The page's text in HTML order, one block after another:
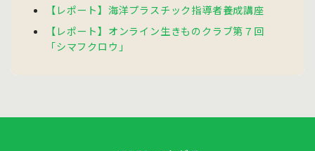
【レポート】海洋プラスチック指導者養成講座
【レポート】オンライン生きものクラブ第７回
「シマフクロウ」